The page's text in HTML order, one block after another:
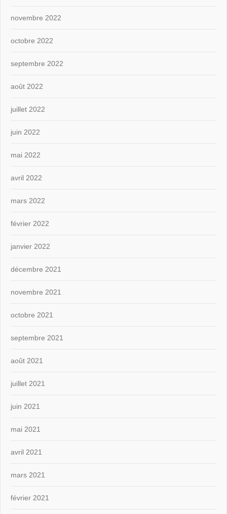
novembre 2022
octobre 2022
septembre 2022
août 2022
juillet 2022
juin 2022
mai 2022
avril 2022
mars 2022
février 2022
janvier 2022
décembre 2021
novembre 2021
octobre 2021
septembre 2021
août 2021
juillet 2021
juin 2021
mai 2021
avril 2021
mars 2021
février 2021